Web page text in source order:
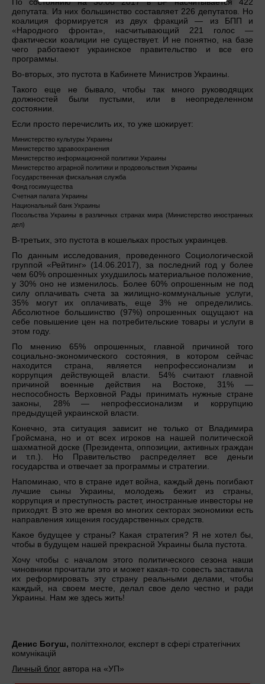
По состоянию на 30.08 2017 в ВР насчитывается 422
депутата. Из них большинство составляет 226 депутатов. Но
коалиция формируется из двух фракций — из БПП и
«Народного фронта», насчитывающий 221 голос —
фактически коалиции не существует. И не понятно, на базе
чего работаеют украинское правительство и все его
программы.
Во-вторых, это пустота в Кабинете Министров Украины.
Такого еще не бывало, чтобы так много руководящих
должностей были пустыми, или в неопределенном
состоянии.
Если просто перечислить их, то уже шокирует:
Министерство культуры Украины
Министерство здравоохранения
Министерство информационной политики Украины
Министерство аграрной политики и продовольствия Украины
Государственная фискальная служба
Фонд госимущества
Счетная палата Украины
Национальный банк Украины
Посольства Украины в различных странах мира (Министерство иностранных
дел)
В-третьих, это пустота в кошельках простых украинцев.
По данным исследования, проведенного Социологической
группой «Рейтинг» (14.06.2017), за последний год у более
чем 60% опрошенных ухудшилось материальное положение,
у 30% оно не изменилось. Более 60% опрошенным не под
силу оплачивать счета за жилищно-коммунальные услуги,
35% могут их оплачивать, еще 3% не определились.
Абсолютное большинство (97%) опрошенных ощущают на
себе повышение цен на потребительские товары и услуги в
этом году.
По мнению 65% опрошенных, главной причиной того
социально-экономического состояния, в котором сейчас
находится страна, является непрофессионализм и
коррупция действующей власти. 54% считают главной
причиной военные действия на Востоке, 31% —
неспособность Верховной Рады принимать нужные стране
законы, 28% — непрофессионализм и коррупцию
предыдущей украинской власти.
Конечно, эта ситуация зависит не только от Владимира
Гройсмана, но и от всех игроков на нашей политической
шахматной доске (Президента, оппозиции, активных граждан
и т.п.). Но Правительство распределяет все деньги
государства и отвечает за программы и стратегии.
Напоминаю, что в стране идет война, каждый день погибают
лучшие сыны Украины, молодежь бежит из страны,
коррупция и преступность растет, иностранные инвесторы не
приходят. В это же время во многих секторах экономики есть
направления хищения государственных средств.
Какое будущее у страны? Какая стратегия? Я не хотел бы,
чтобы в будущем нашей прекрасной Украины была пустота.
Хочу чтобы с началом этого политического сезона наши
чиновники прочитали это и может какая-то совесть заставила
их реформировать эту страну реальными делами, чтобы
каждый, на своем месте, делал свое дело честно и ради
Украины. Нам же здесь жить!
Денис Богуш, політтехнолог, експерт в сфері стратегічних
комунікацій
Личный блог автора на «УП»